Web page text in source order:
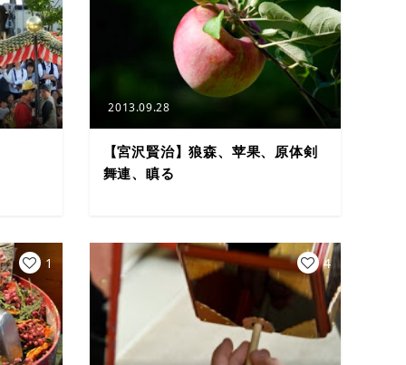
2013.09.28
【宮沢賢治】狼森、苹果、原体剣
舞連、瞋る
1 4